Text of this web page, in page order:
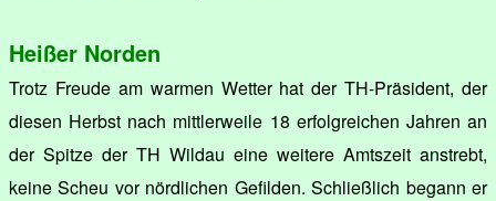
Heißer Norden
Trotz Freude am warmen Wetter hat der TH-Präsident, der
diesen Herbst nach mittlerweile 18 erfolgreichen Jahren an
der Spitze der TH Wildau eine weitere Amtszeit anstrebt,
keine Scheu vor nördlichen Gefilden. Schließlich begann er